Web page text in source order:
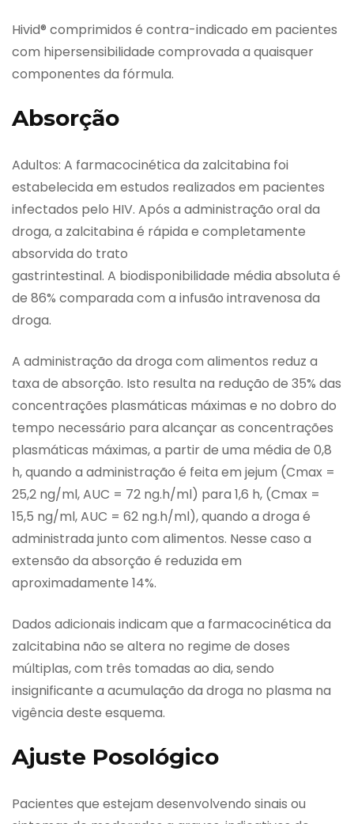
Hivid® comprimidos é contra-indicado em pacientes
com hipersensibilidade comprovada a quaisquer
componentes da fórmula.
Absorção
Adultos: A farmacocinética da zalcitabina foi
estabelecida em estudos realizados em pacientes
infectados pelo HIV. Após a administração oral da
droga, a zalcitabina é rápida e completamente
absorvida do trato
gastrintestinal. A biodisponibilidade média absoluta é
de 86% comparada com a infusão intravenosa da
droga.
A administração da droga com alimentos reduz a
taxa de absorção. Isto resulta na redução de 35% das
concentrações plasmáticas máximas e no dobro do
tempo necessário para alcançar as concentrações
plasmáticas máximas, a partir de uma média de 0,8
h, quando a administração é feita em jejum (Cmax =
25,2 ng/ml, AUC = 72 ng.h/ml) para 1,6 h, (Cmax =
15,5 ng/ml, AUC = 62 ng.h/ml), quando a droga é
administrada junto com alimentos. Nesse caso a
extensão da absorção é reduzida em
aproximadamente 14%.
Dados adicionais indicam que a farmacocinética da
zalcitabina não se altera no regime de doses
múltiplas, com três tomadas ao dia, sendo
insignificante a acumulação da droga no plasma na
vigência deste esquema.
Ajuste Posológico
Pacientes que estejam desenvolvendo sinais ou